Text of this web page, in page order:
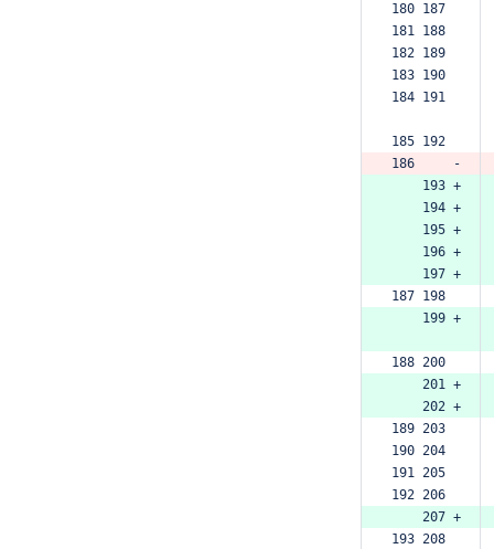
180 187
181 188
182 189
183 190
184 191
185 192
186     -
    193 +
    194 +
    195 +
    196 +
    197 +
187 198
    199 +
188 200
    201 +
    202 +
189 203
190 204
191 205
192 206
    207 +
193 208